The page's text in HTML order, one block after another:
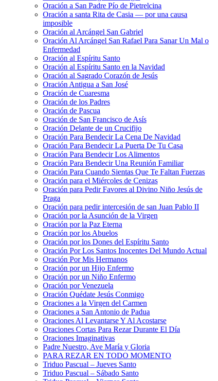
Oración a San Padre Pío de Pietrelcina
Oración a santa Rita de Casia — por una causa
imposible
Oración al Arcángel San Gabriel
Oración Al Arcángel San Rafael Para Sanar Un Mal o
Enfermedad
Oración al Espíritu Santo
Oración al Espíritu Santo en la Navidad
Oración al Sagrado Corazón de Jesús
Oración Antigua a San José
Oración de Cuaresma
Oración de los Padres
Oración de Pascua
Oración de San Francisco de Asís
Oración Delante de un Crucifijo
Oración Para Bendecir La Cena De Navidad
Oración Para Bendecir La Puerta De Tu Casa
Oración Para Bendecir Los Alimentos
Oración Para Bendecir Una Reunión Familiar
Oración Para Cuando Sientas Que Te Faltan Fuerzas
Oración para el Miércoles de Cenizas
Oración para Pedir Favores al Divino Niño Jesús de
Praga
Oración para pedir intercesión de san Juan Pablo II
Oración por la Asunción de la Virgen
Oración por la Paz Eterna
Oración por los Abuelos
Oración por los Dones del Espíritu Santo
Oración Por Los Santos Inocentes Del Mundo Actual
Oración Por Mis Hermanos
Oración por un Hijo Enfermo
Oración por un Niño Enfermo
Oración por Venezuela
Oración Quédate Jesús Conmigo
Oraciones a la Virgen del Carmen
Oraciones a San Antonio de Padua
Oraciones Al Levantarse Y Al Acostarse
Oraciones Cortas Para Rezar Durante El Día
Oraciones Imaginativas
Padre Nuestro, Ave María y Gloria
PARA REZAR EN TODO MOMENTO
Triduo Pascual – Jueves Santo
Triduo Pascual – Sábado Santo